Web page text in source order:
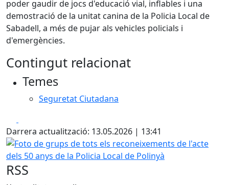
poder gaudir de jocs d'educació vial, inflables i una
demostració de la unitat canina de la Policia Local de
Sabadell, a més de pujar als vehicles policials i
d'emergències.
Contingut relacionat
Temes
Seguretat Ciutadana
Darrera actualització: 13.05.2026 | 13:41
Foto de grups de tots els reconeixements de l'acte dels
RSS